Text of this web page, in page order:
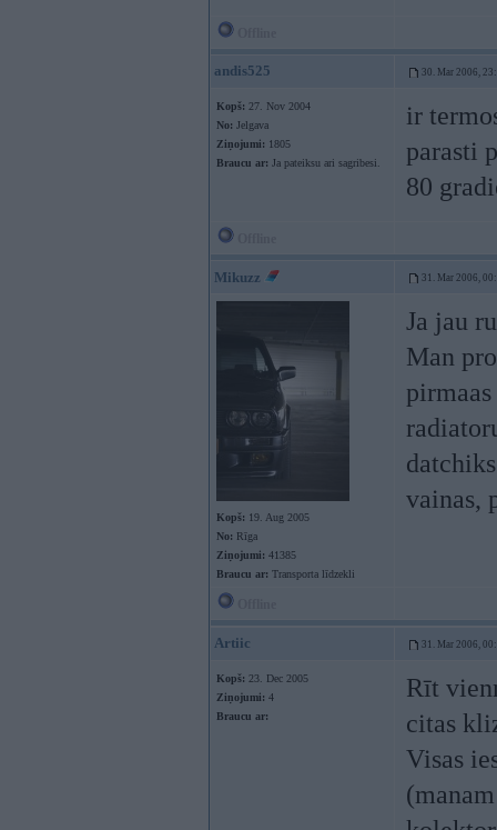
andis525 30. Mar 2006,
Kopš: 27. Nov 2004
No: Jelgava
Ziņojumi: 1805
Braucu ar: Ja pateiksu ari sagribesi.
ir
parasti
80
Mikuzz 31. Mar 2006,
Kopš: 19. Aug 2005
No: Rīga
Ziņojumi: 41385
Braucu ar: Transporta līdzekli
Ja jau
Man
vainas,
Artiic 31. Mar 2006,
Kopš: 23. Dec 2005
Ziņojumi: 4
Braucu ar:
Rīt
citas
Visas